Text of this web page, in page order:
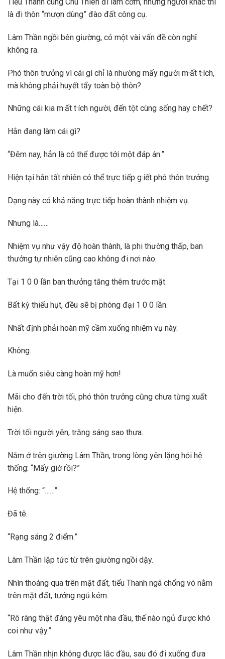
là đi thôn “mượn dùng” đào đất công cụ.
Lâm Thần ngồi bên giường, có một vài vấn đề còn nghĩ
không ra.
Phó thôn trưởng vì cái gì chỉ là nhường mấy người m·ất t·ích,
mà không phải huyết tẩy toàn bộ thôn?
Những cái kia m·ất t·ích người, đến tột cùng sống hay c·hết?
Hắn đang làm cái gì?
“Đêm nay, hẳn là có thể được tới một đáp án.”
Hiện tại hắn tất nhiên có thể trực tiếp g·iết phó thôn trưởng.
Dạng này có khả năng trực tiếp hoàn thành nhiệm vụ.
Nhưng là……
Nhiệm vụ như vậy độ hoàn thành, là phi thường thấp, ban
thưởng tự nhiên cũng cao không đi nơi nào.
Tại 1 0 0 lần ban thưởng tăng thêm trước mặt.
Bất kỳ thiếu hụt, đều sẽ bị phóng đại 1 0 0 lần.
Nhất định phải hoàn mỹ cầm xuống nhiệm vụ này.
Không.
Là muốn siêu càng hoàn mỹ hơn!
Mãi cho đến trời tối, phó thôn trưởng cũng chưa từng xuất
hiện.
Trời tối người yên, trăng sáng sao thưa.
Nằm ở trên giường Lâm Thần, trong lòng yên lặng hỏi hệ
thống: “Mấy giờ rồi?”
Hệ thống: “……”
Đã tê.
“Rạng sáng 2 điểm.”
Lâm Thần lập tức từ trên giường ngồi dậy.
Nhìn thoáng qua trên mặt đất, tiểu Thanh ngã chổng vó nằm
trên mặt đất, tướng ngủ kém.
“Rõ ràng thật đáng yêu một nha đầu, thế nào ngủ được khó
coi như vậy.”
Lâm Thần nhịn không được lắc đầu, sau đó đi xuống đưa